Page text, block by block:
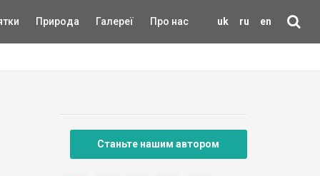
uk ru en
Природа Галереї Про нас
Станьте нашим автором